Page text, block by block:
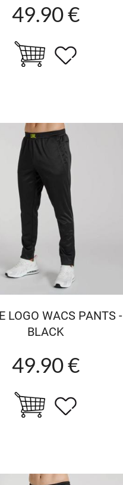
49.90 €
LOGO WACS PANTS -
BLACK
49.90 €